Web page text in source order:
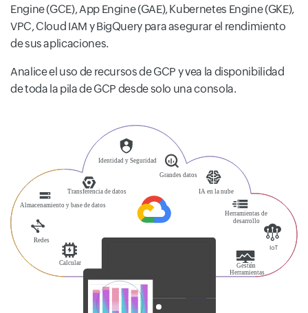
Engine (GCE), App Engine (GAE), Kubernetes Engine (GKE),
VPC, Cloud IAM y BigQuery para asegurar el rendimiento
de sus aplicaciones.
Analice el uso de recursos de GCP y vea la disponibilidad
de toda la pila de GCP desde solo una consola.